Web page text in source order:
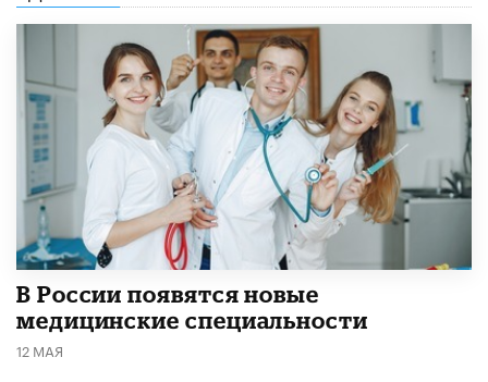
В России появятся новые
медицинские специальности
12 МАЯ